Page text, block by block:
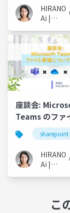
HIRANO
Ai |
MVP 👉
❤️
座談会:
Teams のファ
について語ろ
sharepoint
HIRANO
Ai |
こ